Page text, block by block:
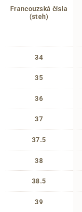
Francouzská čísla
(steh)
34
35
36
37
37.5
38
38.5
39